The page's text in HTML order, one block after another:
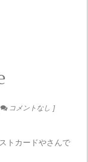
コメントなし
トカードやさんで